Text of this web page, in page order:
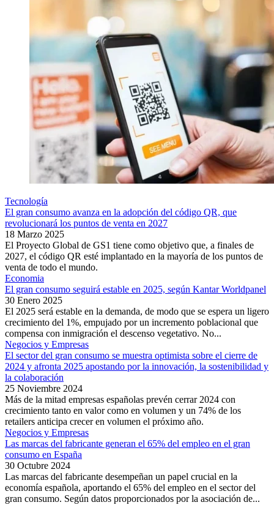
Tecnología
El gran consumo avanza en la adopción del código QR, que
revolucionará los puntos de venta en 2027
18 Marzo 2025
El Proyecto Global de GS1 tiene como objetivo que, a finales de
2027, el código QR esté implantado en la mayoría de los puntos de
venta de todo el mundo.
Economia
El gran consumo seguirá estable en 2025, según Kantar Worldpanel
30 Enero 2025
El 2025 será estable en la demanda, de modo que se espera un ligero
crecimiento del 1%, empujado por un incremento poblacional que
compensa con inmigración el descenso vegetativo. No...
Negocios y Empresas
El sector del gran consumo se muestra optimista sobre el cierre de
2024 y afronta 2025 apostando por la innovación, la sostenibilidad y
la colaboración
25 Noviembre 2024
Más de la mitad empresas españolas prevén cerrar 2024 con
crecimiento tanto en valor como en volumen y un 74% de los
retailers anticipa crecer en volumen el próximo año.
Negocios y Empresas
Las marcas del fabricante generan el 65% del empleo en el gran
consumo en España
30 Octubre 2024
Las marcas del fabricante desempeñan un papel crucial en la
economía española, aportando el 65% del empleo en el sector del
gran consumo. Según datos proporcionados por la asociación de...